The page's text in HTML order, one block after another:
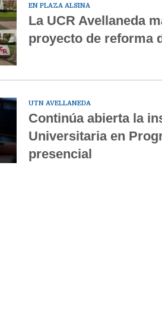
EN PLAZA ALSINA
La UCR Avellaneda
proyecto de reforma
UTN AVELLANEDA
Continúa abierta la
Universitaria en
presencial